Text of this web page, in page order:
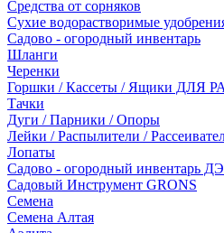
Средства от сорняков
Сухие водорастворимые
Садово - огородный инвентарь
Шланги
Черенки
Горшки / Кассеты / Ящики ДЛЯ
Тачки
Дуги / Парники / Опоры
Лейки / Распылители /
Лопаты
Садово - огородный инвентарь
Садовый Инструмент GRONS
Семена
Семена Алтая